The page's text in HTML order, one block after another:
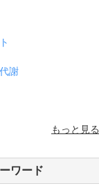
謝
もっと見る
ワード